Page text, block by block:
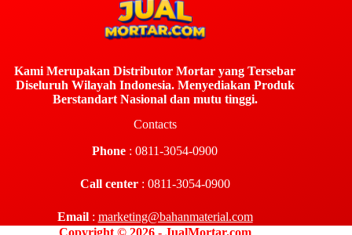
Kami Merupakan Distributor Mortar yang Tersebar
Diseluruh Wilayah Indonesia. Menyediakan Produk
Berstandart Nasional dan mutu tinggi.
Contacts
Phone : 0811-3054-0900
Call center : 0811-3054-0900
Email: marketing@bahanmaterial.com
Copyright © 2026 - JualMortar.com